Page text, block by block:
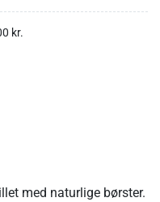
kr.
med naturlige børster.